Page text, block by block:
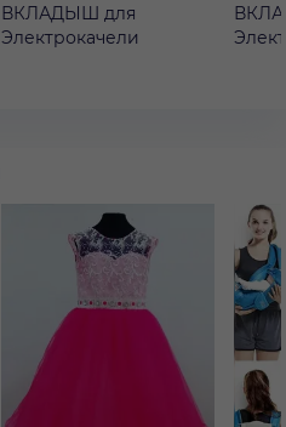
ВКЛАДЫШ для
Электрокачели